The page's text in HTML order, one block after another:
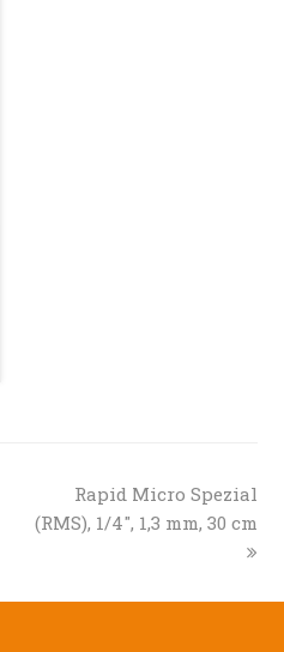
next
post:
Rapid Micro Spezial
(RMS), 1/4″, 1,3 mm, 30 cm